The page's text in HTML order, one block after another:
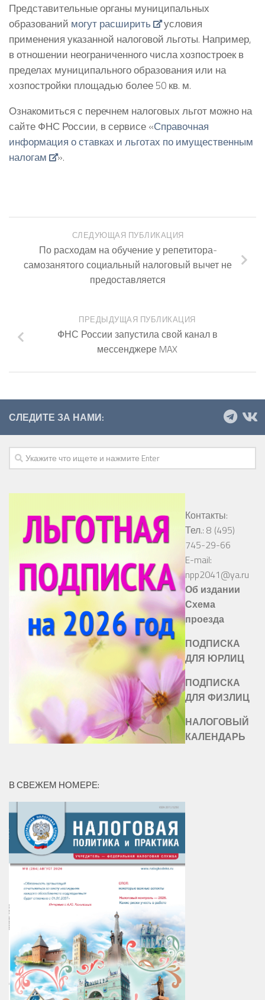
Представительные органы муниципальных
образований могут расширить
условия
применения указанной налоговой льготы. Например,
в отношении неограниченного числа хозпостроек в
пределах муниципального образования или на
хозпостройки площадью более 50 кв. м.
Ознакомиться с перечнем налоговых льгот можно на
сайте ФНС России, в сервисе «Справочная
информация о ставках и льготах по имущественным
налогам
».
СЛЕДУЮЩАЯ ПУБЛИКАЦИЯ
По расходам на обучение у репетитора-
самозанятого социальный налоговый вычет не
предоставляется
ПРЕДЫДУЩАЯ ПУБЛИКАЦИЯ
ФНС России запустила свой канал в
мессенджере MAX
СЛЕДИТЕ ЗА НАМИ:
Контакты:
Тел.: 8 (495)
745-29-66
E-mail:
npp2041@ya.ru
Об издании
Схема
проезда
ПОДПИСКА
ДЛЯ ЮРЛИЦ
ПОДПИСКА
ДЛЯ ФИЗЛИЦ
НАЛОГОВЫЙ
КАЛЕНДАРЬ
В СВЕЖЕМ НОМЕРЕ: